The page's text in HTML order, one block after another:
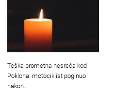
Teška prometna nesreća kod
Poklona: motociklist poginuo
nakon…